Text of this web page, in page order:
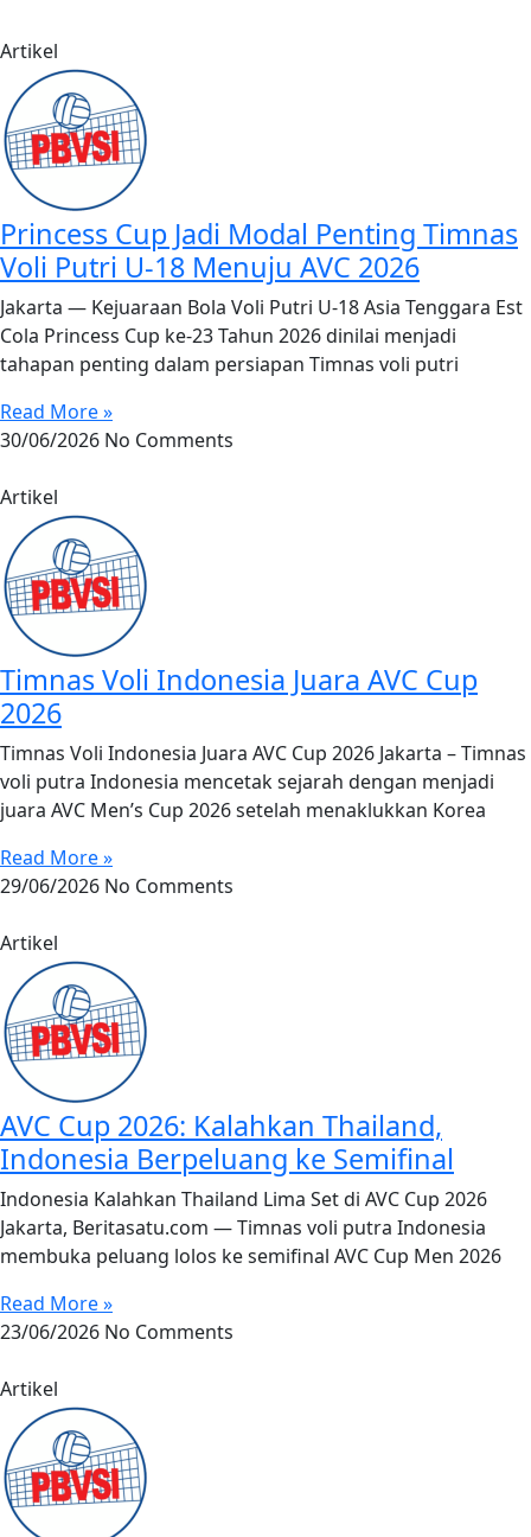
Artikel
Princess Cup Jadi Modal Penting Timnas
Voli Putri U-18 Menuju AVC 2026
Jakarta — Kejuaraan Bola Voli Putri U-18 Asia Tenggara Est
Cola Princess Cup ke-23 Tahun 2026 dinilai menjadi
tahapan penting dalam persiapan Timnas voli putri
Read More »
30/06/2026 No Comments
Artikel
Timnas Voli Indonesia Juara AVC Cup
2026
Timnas Voli Indonesia Juara AVC Cup 2026 Jakarta – Timnas
voli putra Indonesia mencetak sejarah dengan menjadi
juara AVC Men’s Cup 2026 setelah menaklukkan Korea
Read More »
29/06/2026 No Comments
Artikel
AVC Cup 2026: Kalahkan Thailand,
Indonesia Berpeluang ke Semifinal
Indonesia Kalahkan Thailand Lima Set di AVC Cup 2026
Jakarta, Beritasatu.com — Timnas voli putra Indonesia
membuka peluang lolos ke semifinal AVC Cup Men 2026
Read More »
23/06/2026 No Comments
Artikel